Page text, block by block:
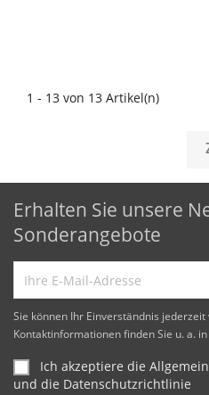
1 - 13 von 13 Artikel(n)
Erhalten Sie unsere
Sonderangebote
Sie können Ihr Einverständnis
Kontaktinformationen finden Sie u. a.
Ich akzeptiere die
und die Datenschutzrichtlinie